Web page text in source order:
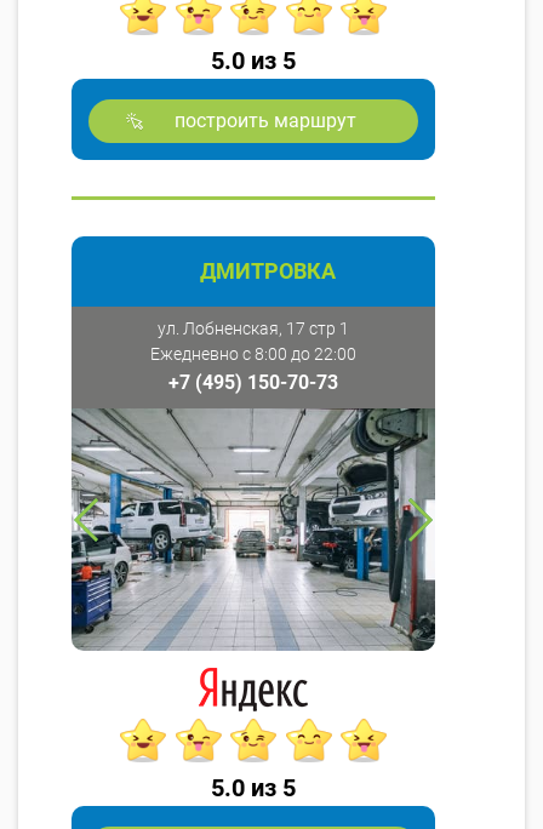
5.0 из 5
построить маршрут
ДМИТРОВКА
ул. Лобненская, 17 стр 1
Ежедневно с 8:00 до 22:00
+7 (495) 150-70-73
5.0 из 5